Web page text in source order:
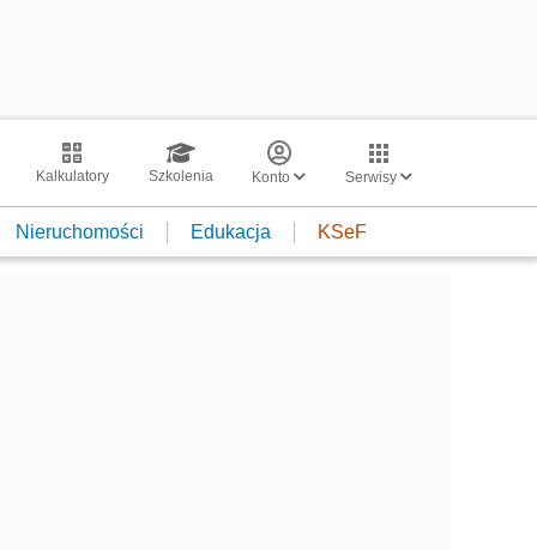
Kalkulatory Szkolenia Konto Serwisy
Nieruchomości Edukacja KSeF